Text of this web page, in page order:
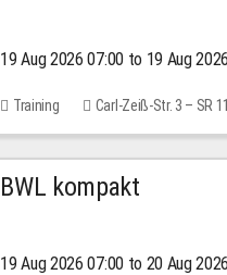
19 Aug 2026 07:00 to 19 Aug
Training Carl-Zeiß-Str. 3 – SR
BWL kompakt
19 Aug 2026 07:00 to 20 Aug